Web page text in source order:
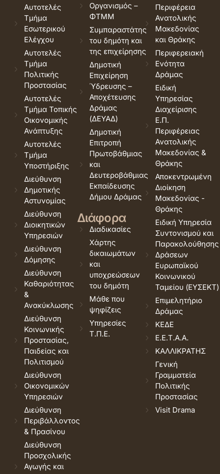
Αυτοτελές
Τμήμα
Εσωτερικού
Ελέγχου
Αυτοτελές
Τμήμα
Πολιτικής
Προστασίας
Αυτοτελές
Τμήμα Τοπικής
Οικονομικής
Ανάπτυξης
Αυτοτελές
Τμήμα
Υποστήριξης
Διεύθυνση
Δημοτικής
Αστυνομίας
Διεύθυνση
Διοικητικών
Υπηρεσιών
Διεύθυνση
Δόμησης
Διεύθυνση
Καθαριότητας
&
Ανακύκλωσης
Διεύθυνση
Κοινωνικής
Προστασίας,
Παιδείας και
Πολιτισμού
Διεύθυνση
Οικονομικών
Υπηρεσιών
Διεύθυνση
Περιβάλλοντος
& Πρασίνου
Διεύθυνση
Προσχολικής
Αγωγής και
Οργανισμός –
ΦΤΜΜ
Συμπαραστάτης
του δημότη και
της επιχείρησης
Δημοτική
Επιχείρηση
Ύδρευσης –
Αποχέτευσης
Δράμας
(ΔΕΥΑΔ)
Δημοτική
Επιτροπή
Πρωτοβάθμιας
και
Δευτεροβάθμιας
Εκπαίδευσης
Δήμου Δράμας
Διάφορα
Διαδικασίες
Χάρτης
δικαιωμάτων
και
υποχρεώσεων
του δημότη
Μάθε που
ψηφίζεις
Υπηρεσίες
Τ.Π.Ε.
Περιφέρεια
Ανατολικής
Μακεδονίας
και Θράκης
Περιφερειακή
Ενότητα
Δράμας
Ειδική
Υπηρεσίας
Διαχείρισης
Ε.Π.
Περιφέρειας
Ανατολικής
Μακεδονίας &
Θράκης
Αποκεντρωμένη
Διοίκηση
Μακεδονίας -
Θράκης
Ειδική Υπηρεσία
Συντονισμού και
Παρακολούθησης
Δράσεων
Ευρωπαϊκού
Κοινωνικού
Ταμείου (ΕΥΣΕΚΤ)
Επιμελητήριο
Δράμας
ΚΕΔΕ
Ε.Ε.Τ.Α.Α.
ΚΑΛΛΙΚΡΑΤΗΣ
Γενική
Γραμματεία
Πολιτικής
Προστασίας
Visit Drama